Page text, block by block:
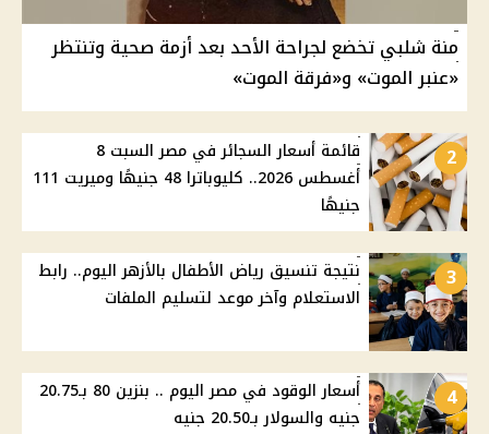
منة شلبي تخضع لجراحة الأحد بعد أزمة صحية وتنتظر
«عنبر الموت» و«فرقة الموت»
2
قائمة أسعار السجائر في مصر السبت 8
أغسطس 2026.. كليوباترا 48 جنيهًا وميريت 111
جنيهًا
3
نتيجة تنسيق رياض الأطفال بالأزهر اليوم.. رابط
الاستعلام وآخر موعد لتسليم الملفات
4
أسعار الوقود في مصر اليوم .. بنزين 80 بـ20.75
جنيه والسولار بـ20.50 جنيه